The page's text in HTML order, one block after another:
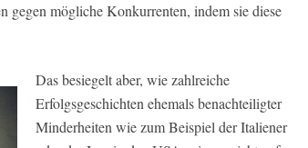
gegen mögliche Konkurrenten, indem sie diese
Das besiegelt aber, wie zahlreiche
Erfolgsgeschichten ehemals benachteiligter
Minderheiten wie zum Beispiel der Italiener